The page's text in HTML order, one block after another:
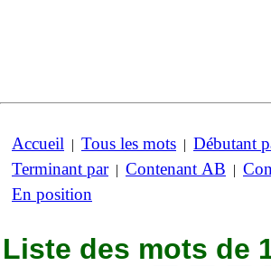
Accueil | Tous les mots | Débutant
Terminant par| Contenant AB |
En position
Liste des mots de